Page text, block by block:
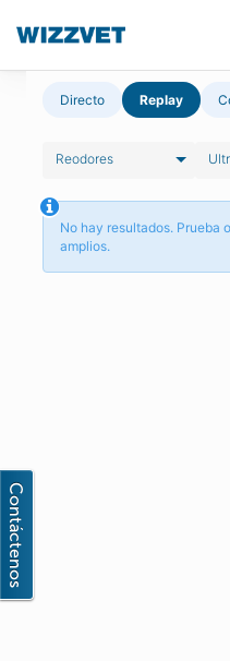
Directo Replay
Reodores
No hay resultados. Prueba
amplios.